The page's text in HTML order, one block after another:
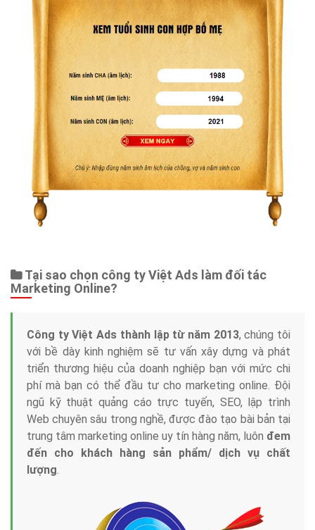
Tại sao chọn công ty Việt Ads làm đối tác
Marketing Online?
Công ty Việt Ads thành lập từ năm 2013, chúng tôi
với bề dày kinh nghiệm sẽ tư vấn xây dựng và phát
triển thương hiệu của doanh nghiệp bạn với mức chi
phí mà bạn có thể đầu tư cho marketing online. Đội
ngũ kỹ thuật quảng cáo trực tuyến, SEO, lập trình
Web chuyên sâu trong nghề, được đào tạo bài bản tại
trung tâm marketing online uy tín hàng năm, luôn đem
đến cho khách hàng sản phẩm/ dịch vụ chất
lượng.